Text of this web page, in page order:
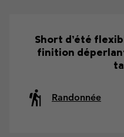
Short d’été
finition
Randonnée